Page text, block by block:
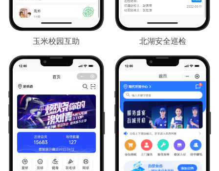
玉米校园互助 北湖安全巡检